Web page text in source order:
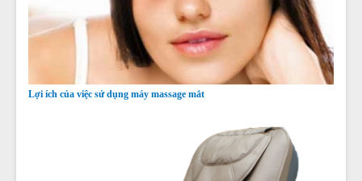
Lợi ích của việc sử dụng máy massage mắt